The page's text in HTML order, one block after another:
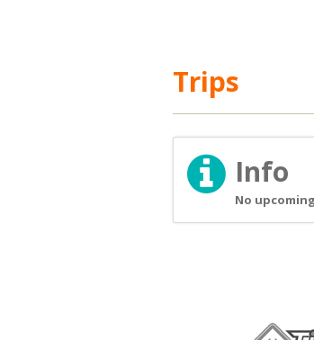
Trips
Info
No